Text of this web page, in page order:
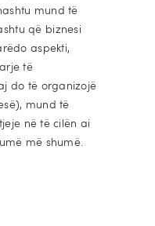
mund të
që biznesi
aspekti,
të
do të organizojë
mund të
në të cilën ai
më shumë.